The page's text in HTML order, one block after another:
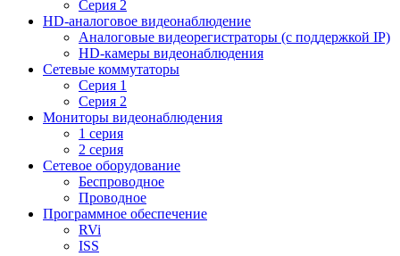
Серия 2
HD-аналоговое видеонаблюдение
Aналоговые видеорегистраторы (с поддержкой IP)
HD-камеры видеонаблюдения
Сетевые коммутаторы
Серия 1
Серия 2
Мониторы видеонаблюдения
1 серия
2 серия
Сетевое оборудование
Беспроводное
Проводное
Программное обеспечение
RVi
ISS